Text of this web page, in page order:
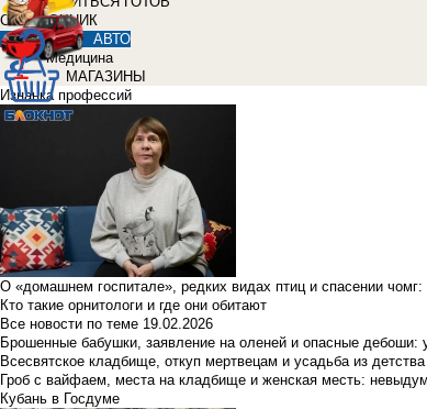
СПРАВОЧНИК
АВТО
Медицина
МАГАЗИНЫ
Изнанка профессий
О «домашнем госпитале», редких видах птиц и спасении
Кто такие орнитологи и где они обитают
Все новости по теме 19.02.2026
Брошенные бабушки, заявление на оленей и опасные дебоши:
Всесвятское кладбище, откуп мертвецам и усадьба из
Гроб с вайфаем, места на кладбище и женская месть:
Кубань в Госдуме